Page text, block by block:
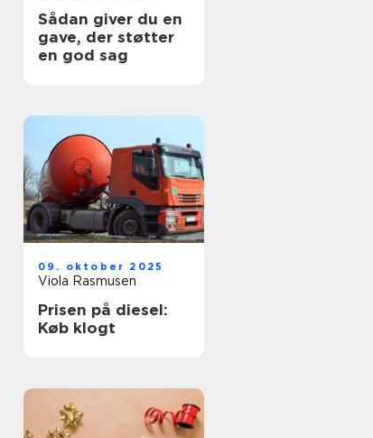
Sådan giver du en
gave, der støtter
en god sag
09. oktober 2025
Viola Rasmusen
Prisen på diesel:
Køb klogt